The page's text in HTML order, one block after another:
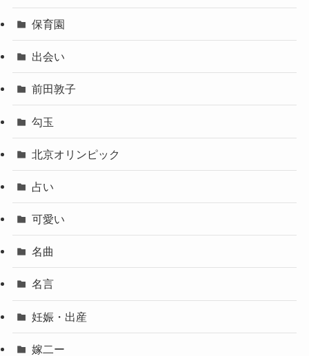
保育園
出会い
前田敦子
勾玉
北京オリンピック
占い
可愛い
名曲
名言
妊娠・出産
嫁二ー